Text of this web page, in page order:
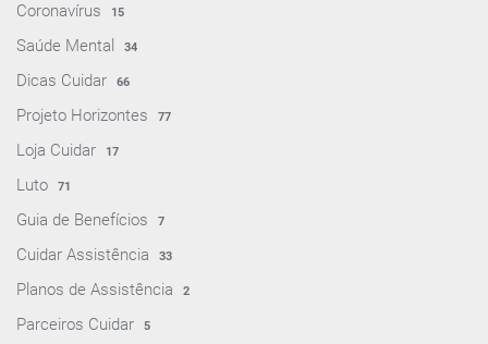
Coronavírus 15
Saúde Mental 34
Dicas Cuidar 66
Projeto Horizontes 77
Loja Cuidar 17
Luto 71
Guia de Benefícios 7
Cuidar Assistência 33
Planos de Assistência 2
Parceiros Cuidar 5